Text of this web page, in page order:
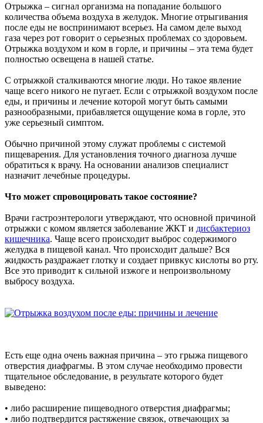
Отрыжка – сигнал организма на попадание большого
количества объема воздуха в желудок. Многие отрыгивания
после еды не воспринимают всерьез. На самом деле выход
газа через рот говорит о серьезных проблемах со здоровьем.
Отрыжка воздухом и ком в горле, и причины – эта тема будет
полностью освещена в нашей статье.
С отрыжкой сталкиваются многие люди. Но такое явление
чаще всего никого не пугает. Если с отрыжкой воздухом после
еды, и причины и лечение которой могут быть самыми
разнообразными, прибавляется ощущение кома в горле, это
уже серьезный симптом.
Обычно причиной этому служат проблемы с системой
пищеварения. Для установления точного диагноза лучше
обратиться к врачу. На основании анализов специалист
назначит лечебные процедуры.
Что может спровоцировать такое состояние?
Врачи гастроэнтерологи утверждают, что основной причиной
отрыжки с комом является заболевание ЖКТ и дисбактериоз
кишечника. Чаще всего происходит выброс содержимого
желудка в пищевой канал. Что происходит дальше? Вся
жидкость раздражает глотку и создает привкус кислоты во рту.
Все это приводит к сильной изжоге и непроизвольному
выбросу воздуха.
Есть еще одна очень важная причина – это грыжа пищевого
отверстия диафрагмы. В этом случае необходимо провести
тщательное обследование, в результате которого будет
выведено:
• либо расширение пищеводного отверстия диафрагмы;
• либо подтвердится растяжение связок, отвечающих за